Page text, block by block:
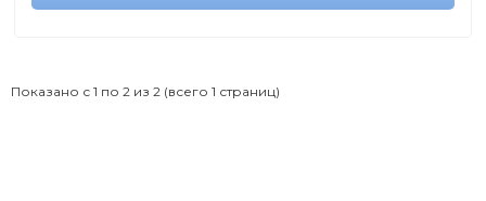
Показано с 1 по 2 из 2 (всего 1 страниц)